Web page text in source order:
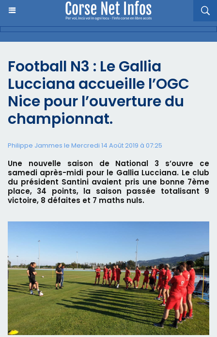
Football N3 : Le Gallia
Lucciana accueille l’OGC
Nice pour l’ouverture du
championnat.
Philippe Jammes le Mercredi 14 Août 2019 à 07:25
Une nouvelle saison de National 3 s’ouvre ce
samedi après-midi pour le Gallia Lucciana. Le club
du président Santini avaient pris une bonne 7ème
place, 34 points, la saison passée totalisant 9
victoire, 8 défaites et 7 maths nuls.